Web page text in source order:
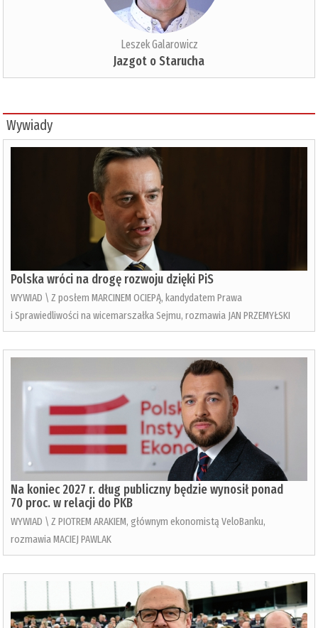
Leszek Galarowicz
Jazgot o Starucha
Wywiady
Polska wróci na drogę rozwoju dzięki PiS
WYWIAD \ Z posłem MARCINEM OCIEPĄ, kandydatem Prawa
i Sprawiedliwości na wicemarszałka Sejmu, rozmawia JAN PRZEMYŁSKI
Na koniec 2027 r. dług publiczny będzie wynosił ponad
70 proc. w relacji do PKB
WYWIAD \ Z PIOTREM ARAKIEM, głównym ekonomistą VeloBanku,
rozmawia MACIEJ PAWLAK